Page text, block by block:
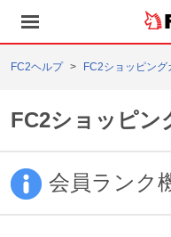
FC2ヘルプ FC2ショッピング
FC2ショッピン
会員ランク